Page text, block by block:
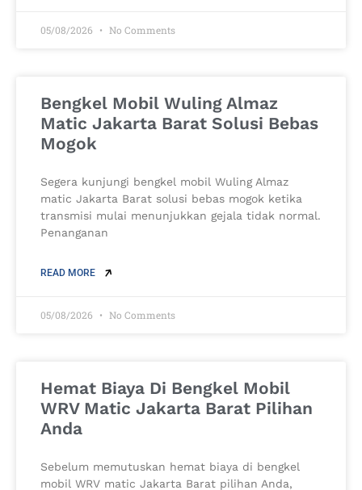
05/08/2026 No Comments
Bengkel Mobil Wuling Almaz
Matic Jakarta Barat Solusi Bebas
Mogok
Segera kunjungi bengkel mobil Wuling Almaz
matic Jakarta Barat solusi bebas mogok ketika
transmisi mulai menunjukkan gejala tidak normal.
Penanganan
READ MORE
05/08/2026 No Comments
Hemat Biaya Di Bengkel Mobil
WRV Matic Jakarta Barat Pilihan
Anda
Sebelum memutuskan hemat biaya di bengkel
mobil WRV matic Jakarta Barat pilihan Anda,